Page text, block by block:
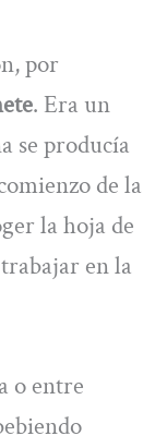
por
. Era un
se producía
de la
la hoja de
en la
o entre